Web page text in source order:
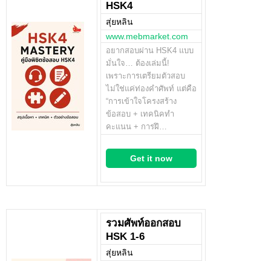
HSK4
สุ่ยหลิน
www.mebmarket.com
อยากสอบผ่าน HSK4 แบบ
มั่นใจ… ต้องเล่มนี้!
เพราะการเตรียมตัวสอบ
ไม่ใช่แค่ท่องคำศัพท์ แต่คือ
“การเข้าใจโครงสร้าง
ข้อสอบ + เทคนิคทำ
คะแนน + การฝึ…
Get it now
รวมศัพท์ออกสอบ
HSK 1-6
สุ่ยหลิน